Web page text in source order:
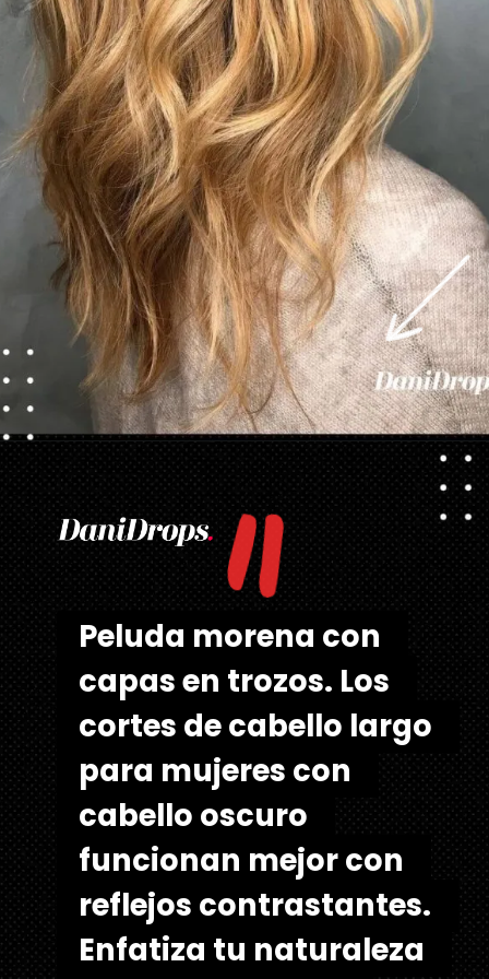
Abriendo... "
Peluda morena con
capas en trozos. Los
cortes de cabello largo
para mujeres con
cabello oscuro
funcionan mejor con
reflejos contrastantes.
Enfatiza tu naturaleza
Peluda morena con
capas en trozos. Los
cortes de cabello largo
para mujeres con
cabello oscuro
funcionan mejor con
reflejos contrastantes.
Enfatiza tu naturaleza